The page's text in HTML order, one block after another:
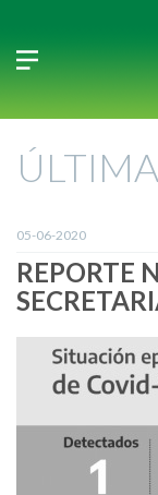
05-06-2020
REPORTE